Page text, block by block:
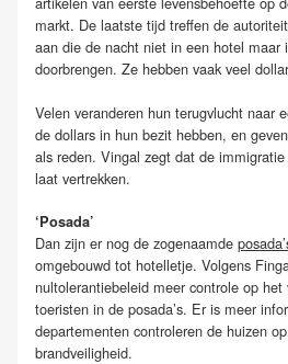
markt. De laatste tijd treffen de
aan die de nacht niet in een hotel maar
doorbrengen. Ze hebben vaak veel
Velen veranderen hun terugvlucht naar
de dollars in hun bezit hebben, en
als reden. Vingal zegt dat de
laat vertrekken.
‘Posada’
Dan zijn er nog de zogenaamde
omgebouwd tot hotelletje. Volgens
nultolerantiebeleid meer controle op
toeristen in de posada’s. Er is meer
departementen controleren de huizen
brandveiligheid.